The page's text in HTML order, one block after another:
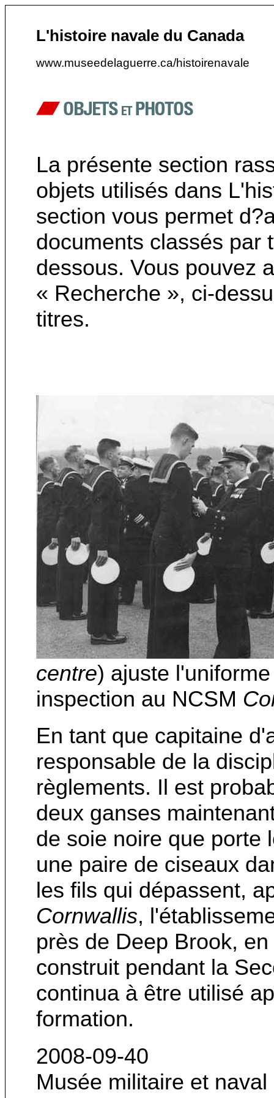
L'histoire navale du Canada
www.museedelaguerre.ca/histoirenavale
La présente section
objets utilisés dans
section vous permet
documents classés par
dessous. Vous pouvez
« Recherche », ci-
titres.
centre) ajuste
inspection au NCSM
En tant que capitaine
responsable de la
règlements. Il est
deux ganses
de soie noire que porte
une paire de ciseaux
les fils qui dépassent,
Cornwallis,
près de Deep Brook,
construit pendant la
continua à être utilisé
formation.
2008-09-40
Musée militaire et